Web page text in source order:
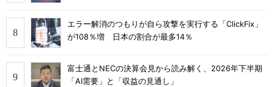
エラー解消のつもりが自ら攻撃を実行する「ClickFix」
が108％増 日本の割合が最多14％
富士通とNECの決算会見から読み解く、2026年下半期
「AI需要」と「収益の見通し」